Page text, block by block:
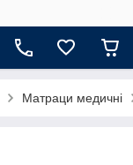
Матраци медичні